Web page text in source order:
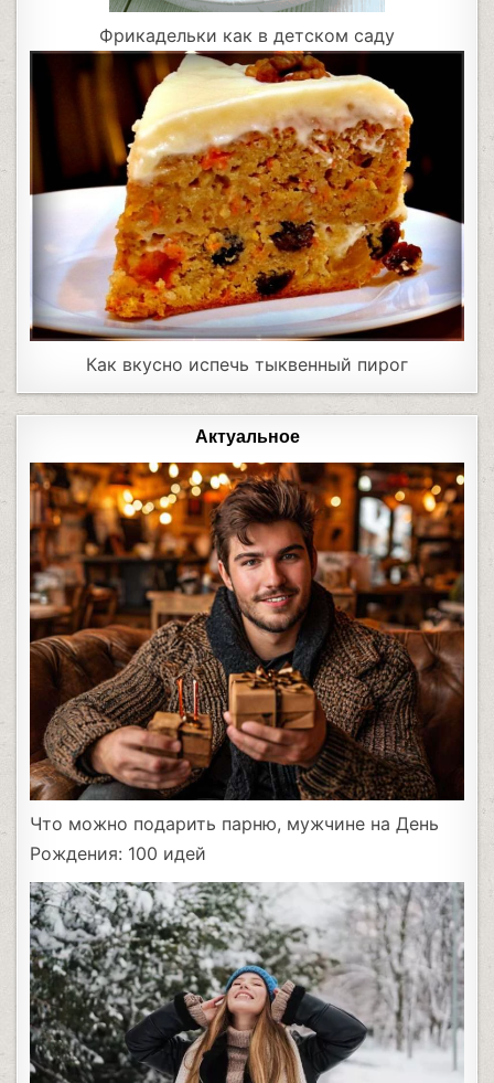
Фрикадельки как в детском саду
Как вкусно испечь тыквенный пирог
Актуальное
Что можно подарить парню, мужчине на День
Рождения: 100 идей